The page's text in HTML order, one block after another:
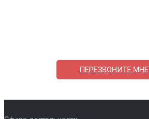
ПЕРЕЗВОНИТЕ МНЕ